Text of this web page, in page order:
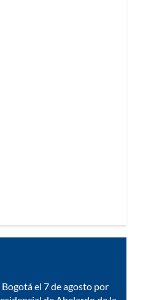
el 7 de agosto por